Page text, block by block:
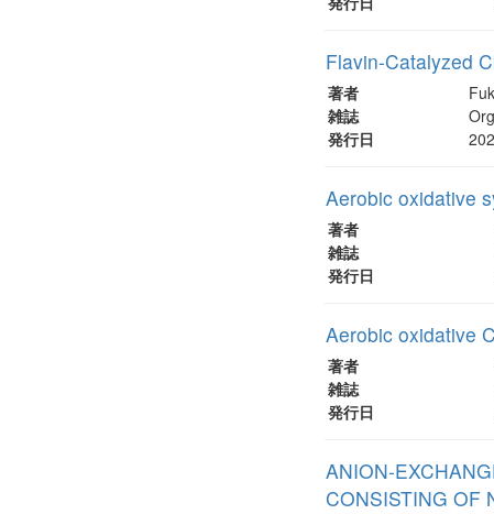
Flavin-Catalyzed
著者
雑誌
発行日
Aerobic oxidative
著者
雑誌
発行日
Aerobic oxidative
著者
雑誌
発行日
ANION-
CONSISTING OF